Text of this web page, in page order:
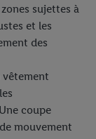
sujettes à
et les
des
vêtement
coupe
mouvement